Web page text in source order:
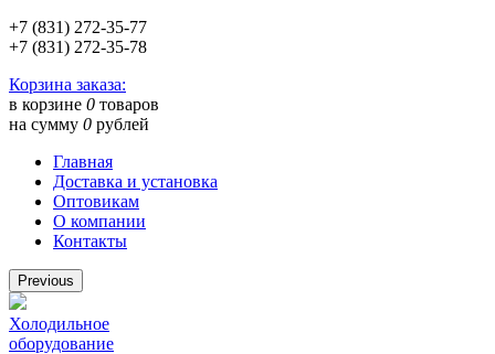
+7 (831) 272-35-77
+7 (831) 272-35-78
Корзина заказа:
в корзине 0 товаров
на сумму 0 рублей
Главная
Доставка и установка
Оптовикам
О компании
Контакты
Previous
Холодильное
оборудование